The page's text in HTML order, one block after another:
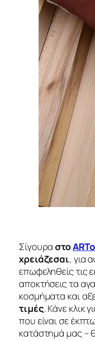
Σίγουραστο
χρειάζεσαι, για
επωφεληθείς τις
αποκτήσεις τα
κοσμήματα και
τιμές. Κάνε κλικ
που είναι σε
κατάστημά μας –